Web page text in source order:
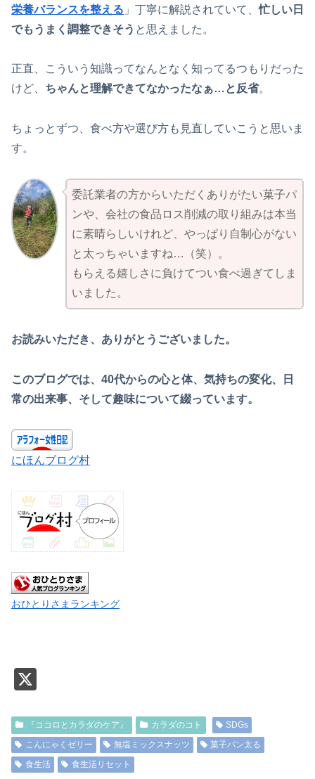
栄養バランスを整える 」丁寧に解説されていて、忙しい日
でもうまく調整できそう と思えました。
正直、こういう知識ってなんとなく知ってるつもりだった
けど、 ちゃんと理解できてなかったなぁ…と反省。
ちょっとずつ、食べ方や選び方も見直していこうと思いま
す。
委託業者の方からいただくありがたい菓子パ
ンや、会社の食品ロス削減の取り組みは本当
に素晴らしいけれど、やっぱり自制心がない
と太っちゃいますね…（笑）。
もらえる嬉しさに負けてつい食べ過ぎてしま
いました。
お読みいただき、ありがとうございました。
このブログでは、40代からの心と体、気持ちの変化、日
常の出来事、そして趣味について綴っています。
にほんブログ村
おひとりさまランキング
『ココロとカラダのケア』 カラダのコト
SDGs
こんにゃくゼリー
無塩ミックスナッツ
菓子パン太る
食生活
食生活リセット